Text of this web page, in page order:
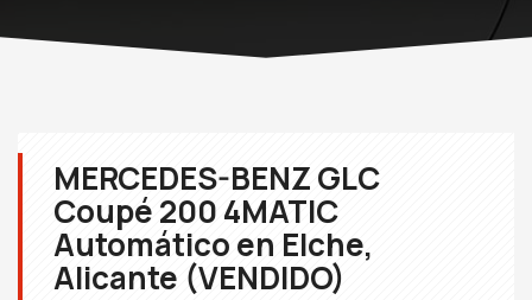
MERCEDES-BENZ GLC
Coupé 200 4MATIC
Automático en Elche,
Alicante (VENDIDO)